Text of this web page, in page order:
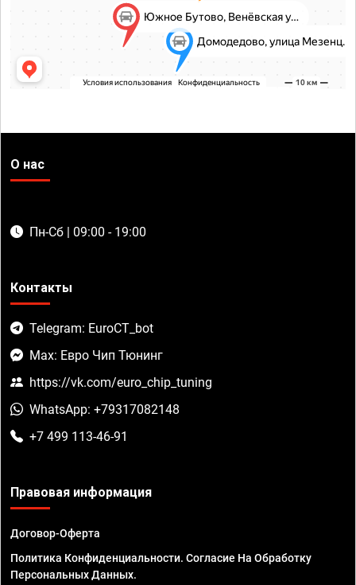
О нас
Пн-Сб | 09:00 - 19:00
Контакты
Telegram: EuroCT_bot
Max: Евро Чип Тюнинг
https://vk.com/euro_chip_tuning
WhatsApp: +79317082148
+7 499 113-46-91
Правовая информация
Договор-Оферта
Политика Конфиденциальности. Согласие На Обработку
Персональных Данных.